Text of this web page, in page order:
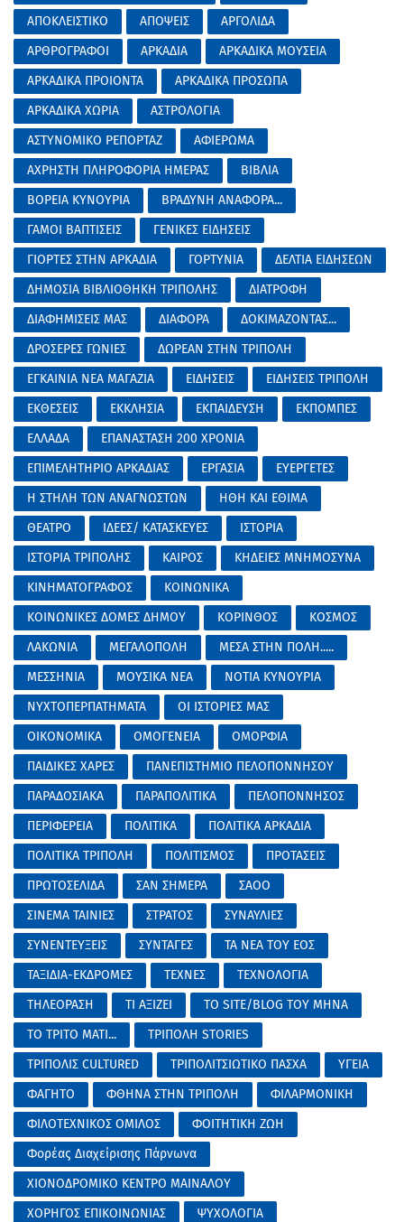
ΑΠΟΚΛΕΙΣΤΙΚΟ
ΑΠΟΨΕΙΣ
ΑΡΓΟΛΙΔΑ
ΑΡΘΡΟΓΡΑΦΟΙ
ΑΡΚΑΔΙΑ
ΑΡΚΑΔΙΚΑ ΜΟΥΣΕΙΑ
ΑΡΚΑΔΙΚΑ ΠΡΟΙΟΝΤΑ
ΑΡΚΑΔΙΚΑ ΠΡΟΣΩΠΑ
ΑΡΚΑΔΙΚΑ ΧΩΡΙΑ
ΑΣΤΡΟΛΟΓΙΑ
ΑΣΤΥΝΟΜΙΚΟ ΡΕΠΟΡΤΑΖ
ΑΦΙΕΡΩΜΑ
ΑΧΡΗΣΤΗ ΠΛΗΡΟΦΟΡΙΑ ΗΜΕΡΑΣ
ΒΙΒΛΙΑ
ΒΟΡΕΙΑ ΚΥΝΟΥΡΙΑ
ΒΡΑΔΥΝΗ ΑΝΑΦΟΡΑ...
ΓΑΜΟΙ ΒΑΠΤΙΣΕΙΣ
ΓΕΝΙΚΕΣ ΕΙΔΗΣΕΙΣ
ΓΙΟΡΤΕΣ ΣΤΗΝ ΑΡΚΑΔΙΑ
ΓΟΡΤΥΝΙΑ
ΔΕΛΤΙΑ ΕΙΔΗΣΕΩΝ
ΔΗΜΟΣΙΑ ΒΙΒΛΙΟΘΗΚΗ ΤΡΙΠΟΛΗΣ
ΔΙΑΤΡΟΦΗ
ΔΙΑΦΗΜΙΣΕΙΣ ΜΑΣ
ΔΙΑΦΟΡΑ
ΔΟΚΙΜΑΖΟΝΤΑΣ...
ΔΡΟΣΕΡΕΣ ΓΩΝΙΕΣ
ΔΩΡΕΑΝ ΣΤΗΝ ΤΡΙΠΟΛΗ
ΕΓΚΑΙΝΙΑ ΝΕΑ ΜΑΓΑΖΙΑ
ΕΙΔΗΣΕΙΣ
ΕΙΔΗΣΕΙΣ ΤΡΙΠΟΛΗ
ΕΚΘΕΣΕΙΣ
ΕΚΚΛΗΣΙΑ ΕΚΠΑΙΔΕΥΣΗ
ΕΚΠΟΜΠΕΣ
ΕΛΛΑΔΑ
ΕΠΑΝΑΣΤΑΣΗ 200 ΧΡΟΝΙΑ
ΕΠΙΜΕΛΗΤΗΡΙΟ ΑΡΚΑΔΙΑΣ
ΕΡΓΑΣΙΑ
ΕΥΕΡΓΕΤΕΣ
Η ΣΤΗΛΗ ΤΩΝ ΑΝΑΓΝΩΣΤΩΝ
ΗΘΗ ΚΑΙ ΕΘΙΜΑ
ΘΕΑΤΡΟ
ΙΔΕΕΣ/ ΚΑΤΑΣΚΕΥΕΣ
ΙΣΤΟΡΙΑ
ΙΣΤΟΡΙΑ ΤΡΙΠΟΛΗΣ
ΚΑΙΡΟΣ
ΚΗΔΕΙΕΣ ΜΝΗΜΟΣΥΝΑ
ΚΙΝΗΜΑΤΟΓΡΑΦΟΣ
ΚΟΙΝΩΝΙΚΑ
ΚΟΙΝΩΝΙΚΕΣ ΔΟΜΕΣ ΔΗΜΟΥ
ΚΟΡΙΝΘΟΣ
ΚΟΣΜΟΣ
ΛΑΚΩΝΙΑ
ΜΕΓΑΛΟΠΟΛΗ
ΜΕΣΑ ΣΤΗΝ ΠΟΛΗ.....
ΜΕΣΣΗΝΙΑ
ΜΟΥΣΙΚΑ ΝΕΑ
ΝΟΤΙΑ ΚΥΝΟΥΡΙΑ
ΝΥΧΤΟΠΕΡΠΑΤΗΜΑΤΑ
ΟΙ ΙΣΤΟΡΙΕΣ ΜΑΣ
ΟΙΚΟΝΟΜΙΚΑ
ΟΜΟΓΕΝΕΙΑ
ΟΜΟΡΦΙΑ
ΠΑΙΔΙΚΕΣ ΧΑΡΕΣ
ΠΑΝΕΠΙΣΤΗΜΙΟ ΠΕΛΟΠΟΝΝΗΣΟΥ
ΠΑΡΑΔΟΣΙΑΚΑ
ΠΑΡΑΠΟΛΙΤΙΚΑ
ΠΕΛΟΠΟΝΝΗΣΟΣ
ΠΕΡΙΦΕΡΕΙΑ
ΠΟΛΙΤΙΚΑ
ΠΟΛΙΤΙΚΑ ΑΡΚΑΔΙΑ
ΠΟΛΙΤΙΚΑ ΤΡΙΠΟΛΗ
ΠΟΛΙΤΙΣΜΟΣ
ΠΡΟΤΑΣΕΙΣ
ΠΡΩΤΟΣΕΛΙΔΑ
ΣΑΝ ΣΗΜΕΡΑ
ΣΑΟΟ
ΣΙΝΕΜΑ ΤΑΙΝΙΕΣ
ΣΤΡΑΤΟΣ
ΣΥΝΑΥΛΙΕΣ
ΣΥΝΕΝΤΕΥΞΕΙΣ
ΣΥΝΤΑΓΕΣ
ΤΑ ΝΕΑ ΤΟΥ ΕΟΣ
ΤΑΞΙΔΙΑ-ΕΚΔΡΟΜΕΣ
ΤΕΧΝΕΣ
ΤΕΧΝΟΛΟΓΙΑ
ΤΗΛΕΟΡΑΣΗ
ΤΙ ΑΞΙΖΕΙ
ΤΟ SITE/BLOG ΤΟΥ ΜΗΝΑ
ΤΟ ΤΡΙΤΟ ΜΑΤΙ...
ΤΡΙΠΟΛΗ STORIES
ΤΡΙΠΟΛΙΣ CULTURED
ΤΡΙΠΟΛΙΤΣΙΩΤΙΚΟ ΠΑΣΧΑ
ΥΓΕΙΑ
ΦΑΓΗΤΟ
ΦΘΗΝΑ ΣΤΗΝ ΤΡΙΠΟΛΗ
ΦΙΛΑΡΜΟΝΙΚΗ
ΦΙΛΟΤΕΧΝΙΚΟΣ ΟΜΙΛΟΣ
ΦΟΙΤΗΤΙΚΗ ΖΩΗ
Φορέας Διαχείρισης Πάρνωνα
ΧΙΟΝΟΔΡΟΜΙΚΟ ΚΕΝΤΡΟ ΜΑΙΝΑΛΟΥ
ΧΟΡΗΓΟΣ ΕΠΙΚΟΙΝΩΝΙΑΣ
ΨΥΧΟΛΟΓΙΑ